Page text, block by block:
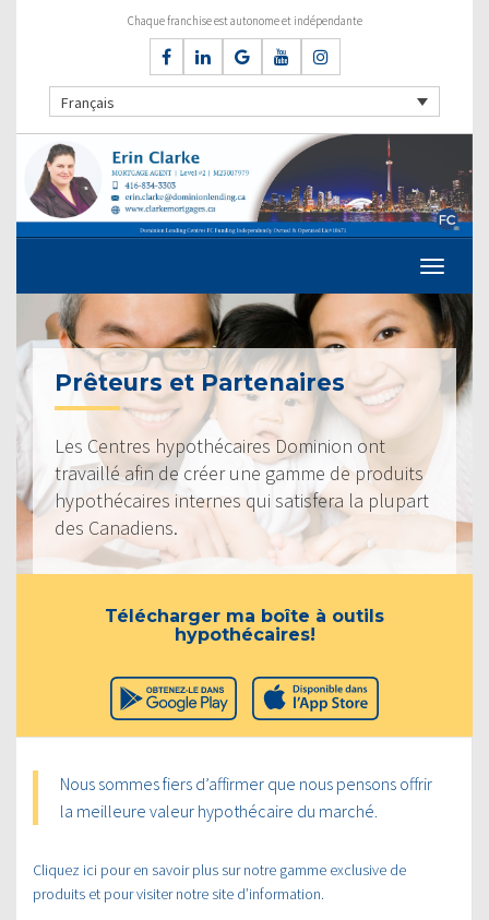
Chaque franchise est autonome et indépendante
Français
Prêteurs et Partenaires
Les Centres hypothécaires Dominion ont
travaillé afin de créer une gamme de produits
hypothécaires internes qui satisfera la plupart
des Canadiens.
Télécharger ma boîte à outils
hypothécaires!
Nous sommes fiers d’affirmer que nous pensons offrir
la meilleure valeur hypothécaire du marché.
Cliquez ici pour en savoir plus sur notre gamme exclusive de
produits et pour visiter notre site d’information.